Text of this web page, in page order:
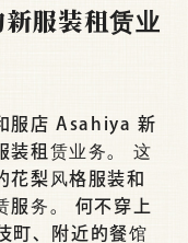
服装租赁业
服店 Asahiya 新
装租赁业务。 这
花梨风格服装和
服务。 何不穿上
町、附近的餐馆